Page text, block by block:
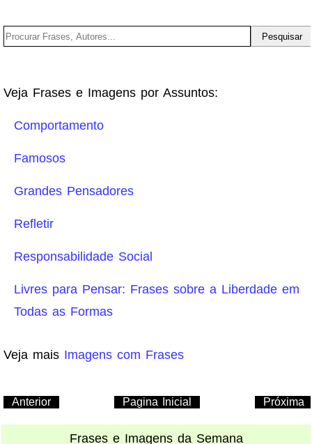
Veja Frases e Imagens por Assuntos:
Comportamento
Famosos
Grandes Pensadores
Refletir
Responsabilidade Social
Livres para Pensar: Frases sobre a Liberdade em
Todas as Formas
Veja mais Imagens com Frases
Anterior Próxima
Pagina Inicial
Frases e Imagens da Semana